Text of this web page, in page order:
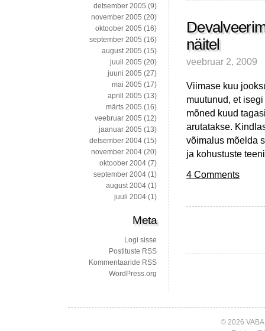
näitel
veebruar 2, 2009
Viimase kuu
muutunud, et
mõned kuud
arutatakse.
võimalus mõelda
ja kohustuste
4 Comments
detsember 2005 (9)
november 2005 (20)
oktoober 2005 (16)
september 2005 (16)
august 2005 (15)
juuli 2005 (20)
juuni 2005 (27)
mai 2005 (17)
aprill 2005 (13)
märts 2005 (16)
veebruar 2005 (12)
jaanuar 2005 (13)
detsember 2004 (15)
november 2004 (20)
oktoober 2004 (7)
september 2004 (1)
august 2004 (1)
juuli 2004 (1)
Meta
Logi sisse
Postituste RSS
Kommentaaride RSS
WordPress.org
© 2026